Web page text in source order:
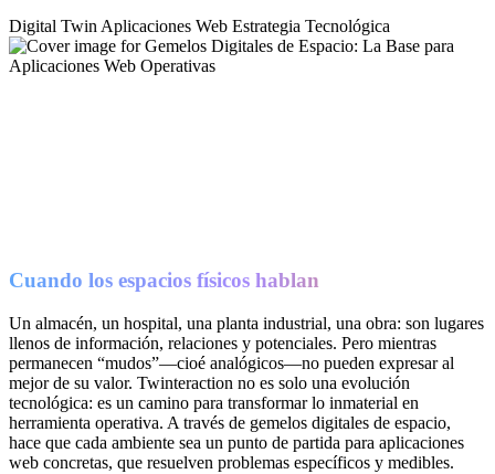
Digital TwinAplicaciones Web Estrategia Tecnológica
Cuando los espacios físicos hablan
Un almacén, un hospital, una planta industrial, una obra: son lugares
llenos de información, relaciones y potenciales. Pero mientras
permanecen “mudos”—cioé analógicos—no pueden expresar al
mejor de su valor. Twinteraction no es solo una evolución
tecnológica: es un camino para transformar lo inmaterial en
herramienta operativa. A través de gemelos digitales de espacio,
hace que cada ambiente sea un punto de partida para aplicaciones
web concretas, que resuelven problemas específicos y medibles.